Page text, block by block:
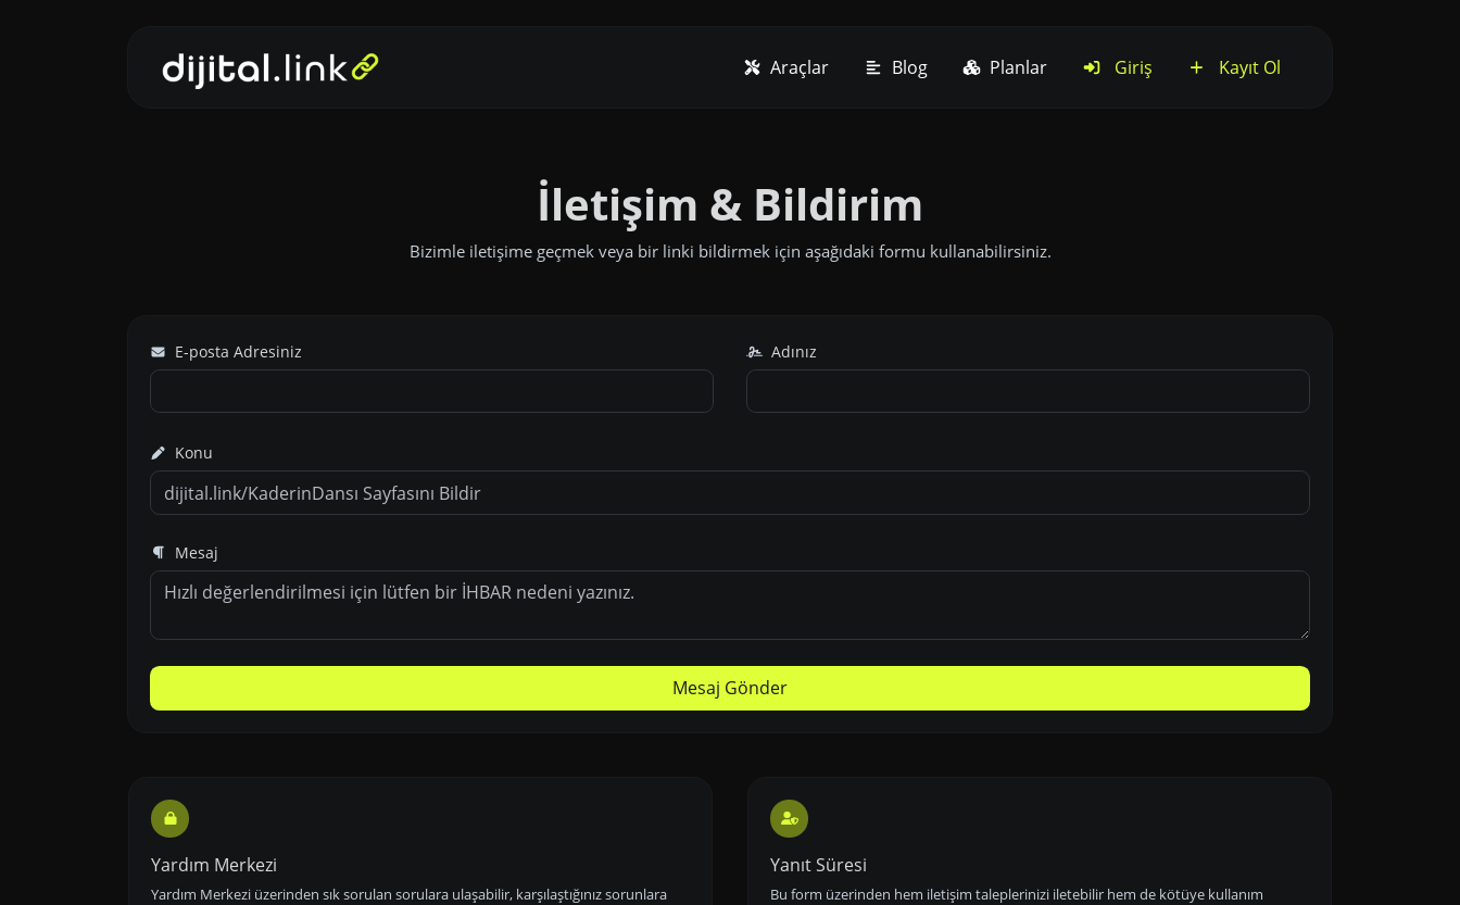
Araçlar Blog Planlar Giriş Kayıt Ol
İletişim & Bildirim
Bizimle iletişime geçmek veya bir linki bildirmek için aşağıdaki formu kullanabilirsiniz.
E-posta Adresiniz Adınız
Konu
Mesaj
Mesaj Gönder
Yardım Merkezi
Yardım Merkezi üzerinden sık sorulan sorulara ulaşabilir, karşılaştığınız sorunlara
Yanıt Süresi
Bu form üzerinden hem iletişim taleplerinizi iletebilir hem de kötüye kullanım